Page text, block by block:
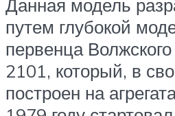
Данная модель
путем глубокой
первенца
2101, который, в
построен на